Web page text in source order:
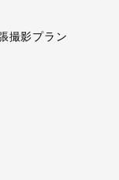
撮影プラン